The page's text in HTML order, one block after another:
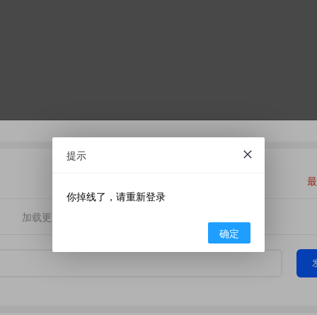
加载更多
提示
你掉线了，请重新登录
确定